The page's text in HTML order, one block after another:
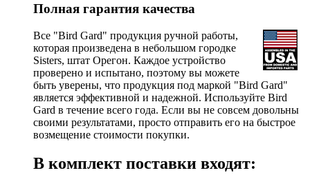
Полная гарантия качества
Все "Bird Gard" продукция ручной работы,
которая произведена в небольшом городке
Sisters, штат Орегон. Каждое устройство
проверено и испытано, поэтому вы можете
быть уверены, что продукция под маркой "Bird Gard"
является эффективной и надежной. Используйте Bird
Gard в течение всего года. Если вы не совсем довольны
своими результатами, просто отправить его на быстрое
возмещение стоимости покупки.
В комплект поставки входят: